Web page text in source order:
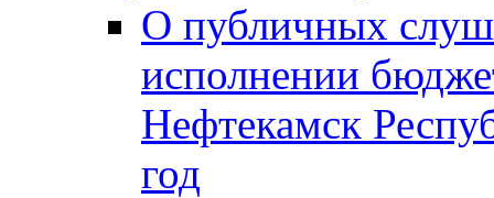
О публичных
исполнении
Нефтекамск
год